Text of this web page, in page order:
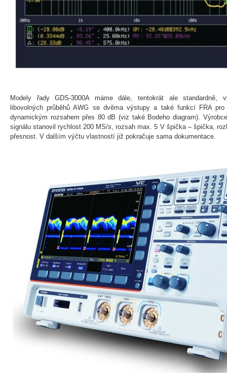
Modely řady GDS-3000A máme dále, tentokrát ale standardně,
libovolných průběhů AWG se dvěma výstupy a také funkcí FRA
dynamickým rozsahem přes 80 dB (viz také Bodeho diagram).
signálu stanovil rychlost 200 MS/s, rozsah max. 5 V špička – špička,
přesnost. V dalším výčtu vlastností již pokračuje sama dokumentace.